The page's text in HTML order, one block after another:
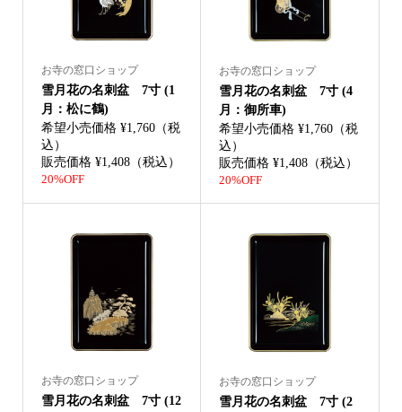
お寺の窓口ショップ
雪月花の名刺盆 7寸 (1
月：松に鶴)
希望小売価格 ¥1,760（税
込）
販売価格 ¥1,408（税込）
20%OFF
お寺の窓口ショップ
雪月花の名刺盆 7寸 (4
月：御所車)
希望小売価格 ¥1,760（税
込）
販売価格 ¥1,408（税込）
20%OFF
お寺の窓口ショップ
雪月花の名刺盆 7寸 (12
お寺の窓口ショップ
雪月花の名刺盆 7寸 (2